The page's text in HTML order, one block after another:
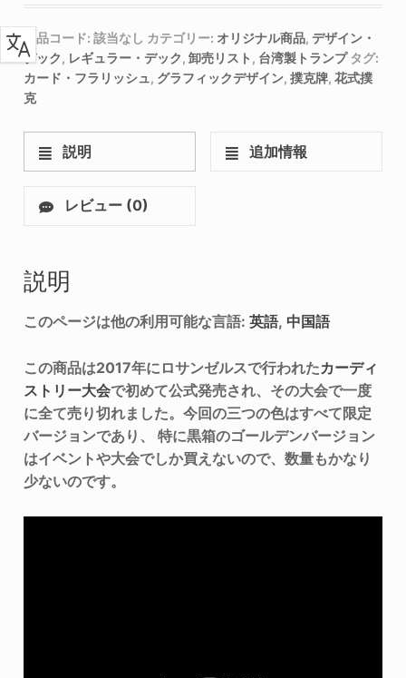
商品コード: 該当なし カテゴリー: オリジナル商品, デザイン・
デック, レギュラー・デック, 卸売リスト , 台湾製トランプ タグ:
カード・フラリッシュ, グラフィックデザイン, 撲克牌, 花式撲
克
説明 追加情報
レビュー (0)
説明
このページは他の利用可能な言語: 英語 中国語
この商品は2017年にロサンゼルスで行われたカーディ
ストリー大会で初めて公式発売され、その大会で一度
に全て売り切れました。今回の三つの色はすべて限定
バージョンであり、 特に黒箱のゴールデンバージョン
はイベントや大会でしか買えないので、数量もかなり
少ないのです。